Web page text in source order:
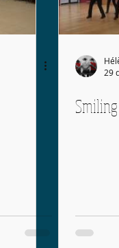
29